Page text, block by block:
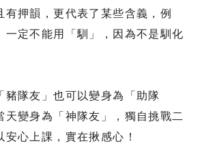
有押韻，更代表了某些含義，例
一定不能用「馴」，因為不是馴化
豬隊友」也可以變身為「助隊
天變身為「神隊友」，獨自挑戰二
心上課，實在揪感心！